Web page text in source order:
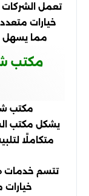
تعمل
خيارات
مما يسهل
مكتب
مكتب
يشكل مكتب
متكاملًا
تتسم خدمات